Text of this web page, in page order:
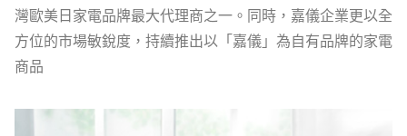
灣歐美日家電品牌最大代理商之一。同時，嘉儀企業更以全
方位的市場敏銳度，持續推出以「嘉儀」為自有品牌的家電
商品